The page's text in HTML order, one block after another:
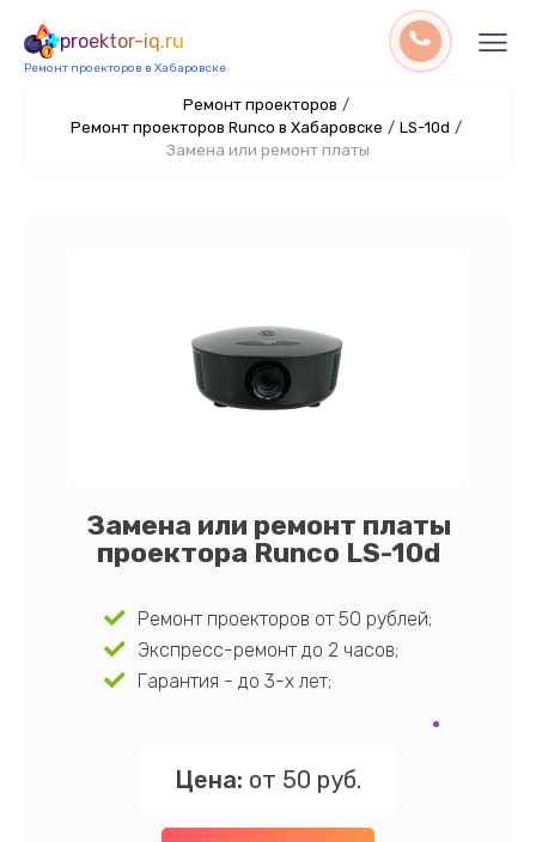
proektor-iq.ru
Ремонт проекторов в Хабаровске
Ремонт проекторов /
Ремонт проекторов Runco в Хабаровске / LS-10d /
Замена или ремонт платы
Замена или ремонт платы
проектора Runco LS-10d
Ремонт проекторов от 50 рублей;
Экспресс-ремонт до 2 часов;
Гарантия - до 3-х лет;
Цена: от 50 руб.